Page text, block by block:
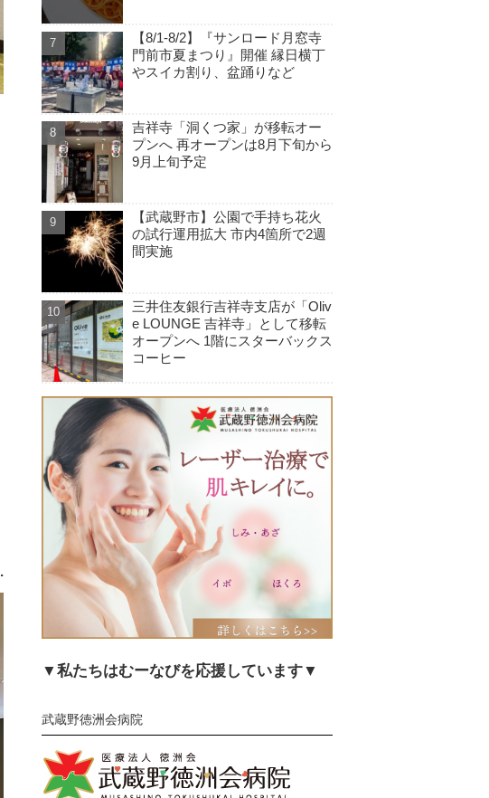
【8/1-8/2】『サンロード月窓寺
門前市夏まつり』開催 縁日横丁
やスイカ割り、盆踊りなど
吉祥寺「洞くつ家」が移転オー
プンへ 再オープンは8月下旬から
9月上旬予定
【武蔵野市】公園で手持ち花火
の試行運用拡大 市内4箇所で2週
間実施
三井住友銀行吉祥寺支店が「Oliv
e LOUNGE 吉祥寺」として移転
オープンへ 1階にスターバックス
コーヒー
▼私たちはむーなびを応援しています▼
武蔵野徳洲会病院